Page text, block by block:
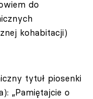
do
kohabitacji)
tytuł piosenki
„Pamiętajcie o